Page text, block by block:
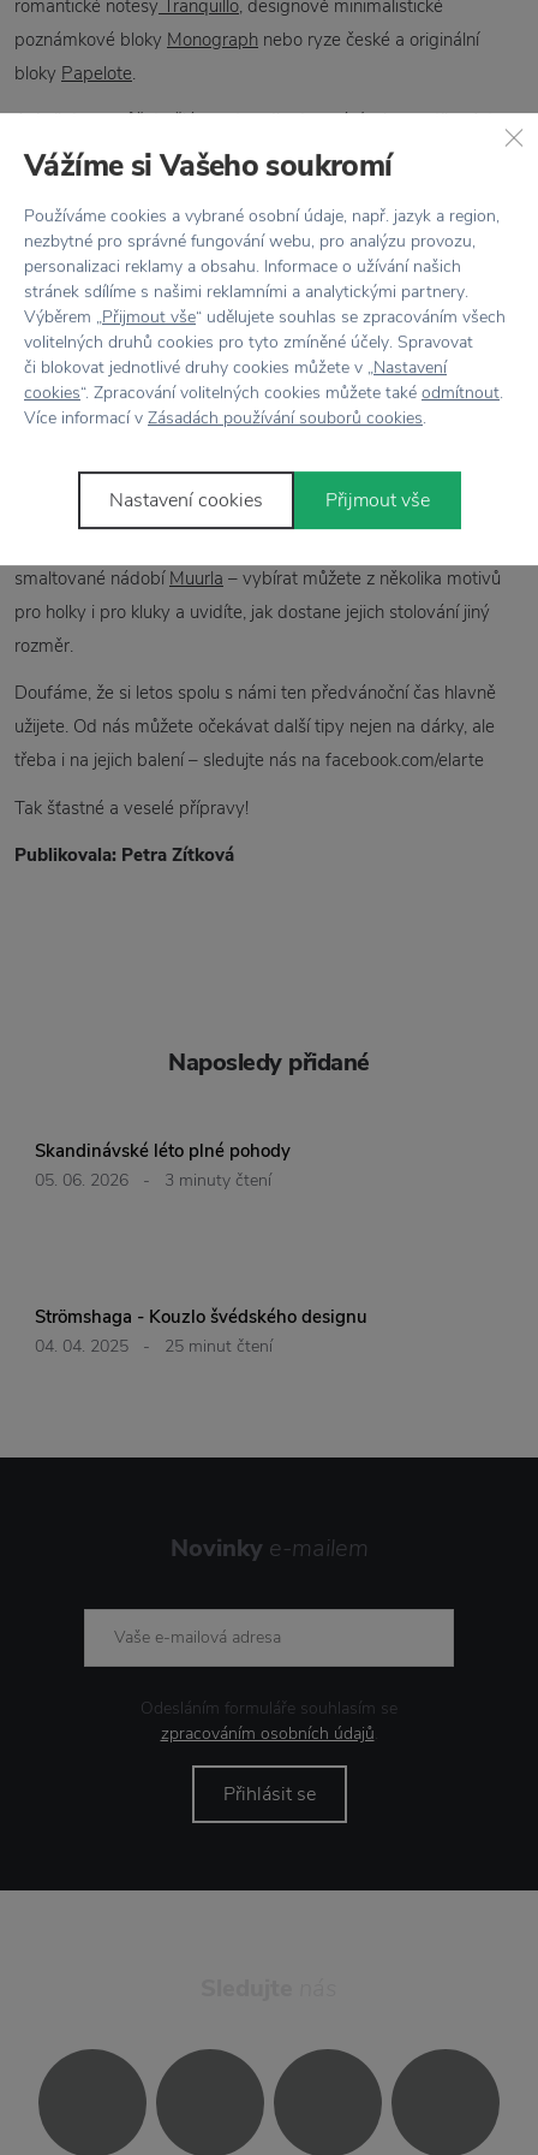
romantické notesy Tranquillo, designově minimalistické
poznámkové bloky Monograph nebo ryze české a originální
bloky Papelote.
Asi nikdy nemůžete šlápnout vedle darováním kosmetiky. A ta
od dánské značkyMeraki je navíc 100 % přírodní a v nádherném
PRO NĚJ
Vášnivým cestovatelům udělá radost stírací mapa
Luckies
Chlapsky minimalistické jsou i hrníčkyDesign Letters. Pro
gurmány a milovníky jídla pak vyberte něco od toho
nejpovolanějšího – michelinského šéfkuchaře Nicolase Vahé
PRO TY NEJMENŠÍ
Dětem uděláte radost snad čímkoliv, a pokud jim chcete udělat
radost hračkou, asi nenajdete roztomilejší než ty od dánské
smaltované nádobí Muurla – vybírat můžete z několika motivů
pro holky i pro kluky a uvidíte, jak dostane jejich stolování jiný
rozměr.
Doufáme, že si letos spolu s námi ten předvánoční čas hlavně
užijete. Od nás můžete očekávat další tipy nejen na dárky, ale
třeba i na jejich balení – sledujte nás na facebook.com/elarte
Tak šťastné a veselé přípravy!
Publikovala: Petra Zítková
Naposledy přidané
05. 06. 2026 - 3 minuty čtení
Skandinávské léto plné pohody
04. 04. 2025 - 25 minut čtení
Strömshaga - Kouzlo švédského designu
Novinky e-mailem
Odesláním formuláře souhlasím se
zpracováním osobních údajů.
Přihlásit se
Vážíme si Vašeho soukromí
Používáme cookies a vybrané osobní údaje, např. jazyk a region,
nezbytné pro správné fungování webu, pro analýzu provozu,
personalizaci reklamy a obsahu. Informace o užívání našich
stránek sdílíme s našimi reklamními a analytickými partnery.
Výběrem „Přijmout vše“ udělujete souhlas se zpracováním všech
volitelných druhů cookies pro tyto zmíněné účely. Spravovat
či blokovat jednotlivé druhy cookies můžete v „Nastavení
cookies“. Zpracování volitelných cookies můžete také odmítnout.
Více informací v Zásadách používání souborů cookies.
Nastavení cookies Přijmout vše